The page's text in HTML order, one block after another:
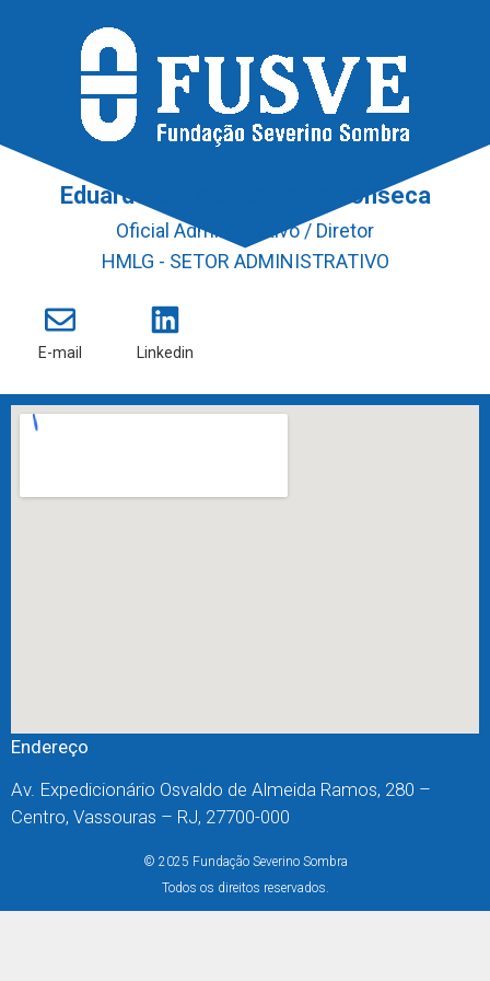
Eduardo Batista Ralha Da Fonseca
Oficial Administrativo / Diretor
HMLG - SETOR ADMINISTRATIVO
E-mail Linkedin
Endereço
Av. Expedicionário Osvaldo de Almeida Ramos, 280 –
Centro, Vassouras – RJ, 27700-000
© 2025 Fundação Severino Sombra
Todos os direitos reservados.